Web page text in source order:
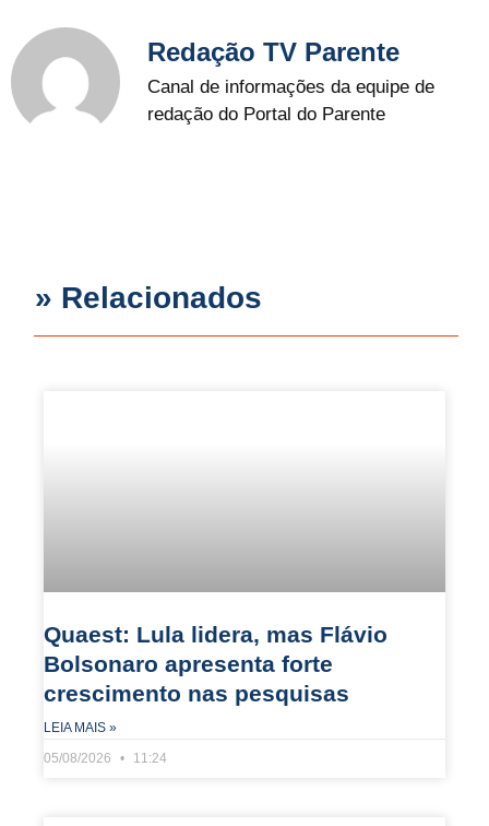
Redação TV Parente
Canal de informações da equipe de
redação do Portal do Parente
» Relacionados
Quaest: Lula lidera, mas Flávio
Bolsonaro apresenta forte
crescimento nas pesquisas
LEIA MAIS »
05/08/2026
11:24